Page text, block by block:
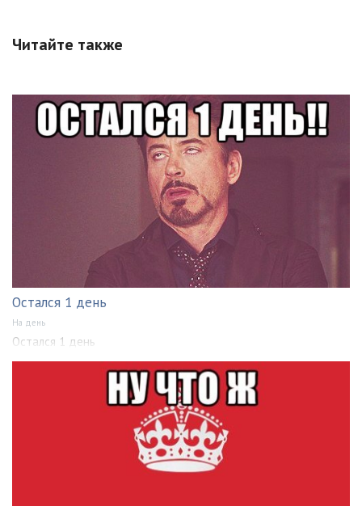
Читайте также
Остался 1 день
На день
Остался 1 день